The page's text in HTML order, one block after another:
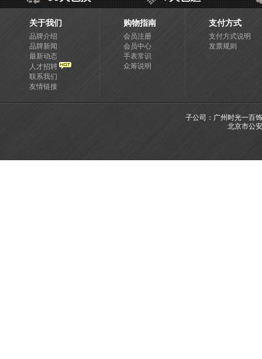
关于我们
品牌介绍
品牌新闻
最新动态
人才招聘
联系我们
友情链接
购物指南
会员注册
会员中心
手表常识
众筹说明
支付方式
支付方式说明
发票规则
子公司：广州时光一百
北京市公